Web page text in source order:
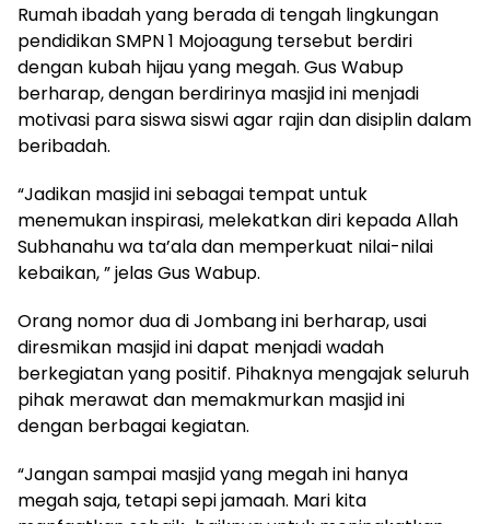
Rumah ibadah yang berada di tengah lingkungan
pendidikan SMPN 1 Mojoagung tersebut berdiri
dengan kubah hijau yang megah. Gus Wabup
berharap, dengan berdirinya masjid ini menjadi
motivasi para siswa siswi agar rajin dan disiplin dalam
beribadah.
“Jadikan masjid ini sebagai tempat untuk
menemukan inspirasi, melekatkan diri kepada Allah
Subhanahu wa ta’ala dan memperkuat nilai-nilai
kebaikan, ” jelas Gus Wabup.
Orang nomor dua di Jombang ini berharap, usai
diresmikan masjid ini dapat menjadi wadah
berkegiatan yang positif. Pihaknya mengajak seluruh
pihak merawat dan memakmurkan masjid ini
dengan berbagai kegiatan.
“Jangan sampai masjid yang megah ini hanya
megah saja, tetapi sepi jamaah. Mari kita